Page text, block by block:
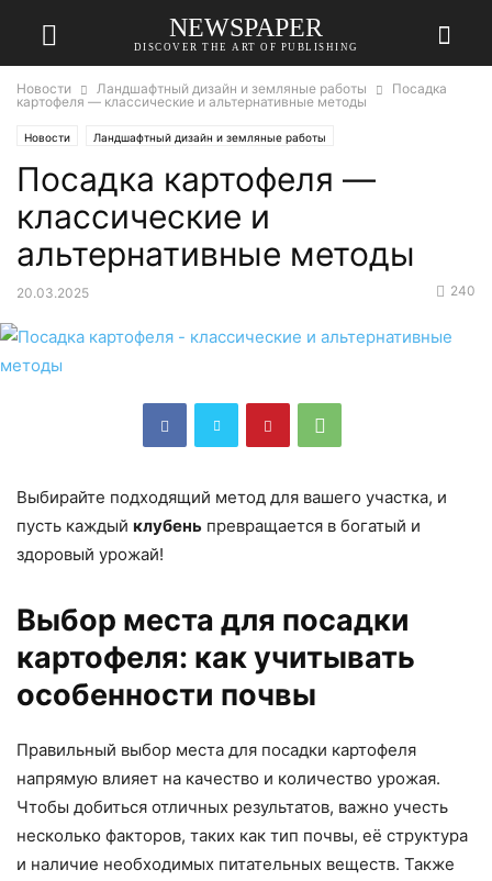
NEWSPAPER
DISCOVER THE ART OF PUBLISHING
Новости Ландшафтный дизайн и земляные работы
Посадка
картофеля — классические и альтернативные методы
Новости Ландшафтный дизайн и земляные работы
Посадка картофеля —
классические и
альтернативные методы
20.03.2025 240
Выбирайте подходящий метод для вашего участка, и
пусть каждый клубень превращается в богатый и
здоровый урожай!
Выбор места для посадки
картофеля: как учитывать
особенности почвы
Правильный выбор места для посадки картофеля
напрямую влияет на качество и количество урожая.
Чтобы добиться отличных результатов, важно учесть
несколько факторов, таких как тип почвы, её структура
и наличие необходимых питательных веществ. Также